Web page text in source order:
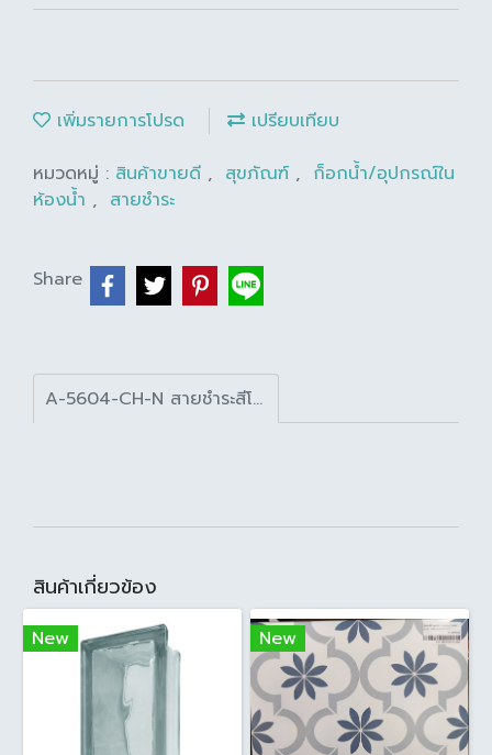
เพิ่มรายการโปรด
เปรียบเทียบ
หมวดหมู่ : สินค้าขายดี , สุขภัณฑ์ , ก็อกน้ำ/อุปกรณ์ใน
ห้องน้ำ , สายชำระ
Share
A-5604-CH-N สายชำระสีโครเมี่ยม รุ่นเคิร์ฟ
สินค้าเกี่ยวข้อง
New New